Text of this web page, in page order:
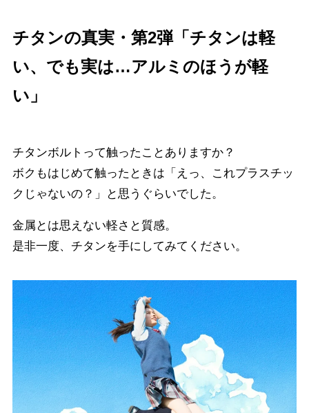
チタンの真実・第2弾「チタンは軽
い、でも実は…アルミのほうが軽
い」
チタンボルトって触ったことありますか？
ボクもはじめて触ったときは「えっ、これプラスチッ
クじゃないの？」と思うぐらいでした。
金属とは思えない軽さと質感。
是非一度、チタンを手にしてみてください。